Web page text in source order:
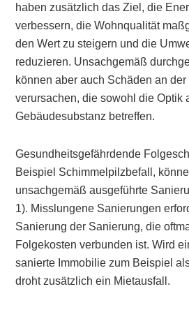
haben zusätzlich das Ziel, die
verbessern, die Wohnqualität
den Wert zu steigern und die
reduzieren. Unsachgemäß
können aber auch Schäden an
verursachen, die sowohl die Optik
Gebäudesubstanz betreffen.
Gesundheitsgefährdende
Beispiel Schimmelpilzbefall,
unsachgemäß ausgeführte
1). Misslungene Sanierungen
Sanierung der Sanierung, die
Folgekosten verbunden ist. Wird
sanierte Immobilie zum Beispiel
droht zusätzlich ein Mietausfall.